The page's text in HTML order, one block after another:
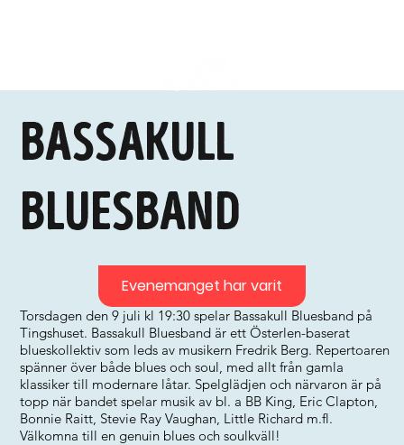
Bassakull
Bluesband
Torsdagen den 9 juli kl 19:30 spelar Bassakull Bluesband på
Tingshuset. Bassakull Bluesband är ett Österlen-baserat
blueskollektiv som leds av musikern Fredrik Berg. Repertoaren
spänner över både blues och soul, med allt från gamla
klassiker till modernare låtar. Spelglädjen och närvaron är på
topp när bandet spelar musik av bl. a BB King, Eric Clapton,
Bonnie Raitt, Stevie Ray Vaughan, Little Richard m.fl.
Välkomna till en genuin blues och soulkväll!
Evenemanget har varit